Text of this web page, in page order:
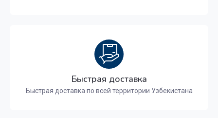
Быстрая доставка
Быстрая доставка по всей территории Узбекистана